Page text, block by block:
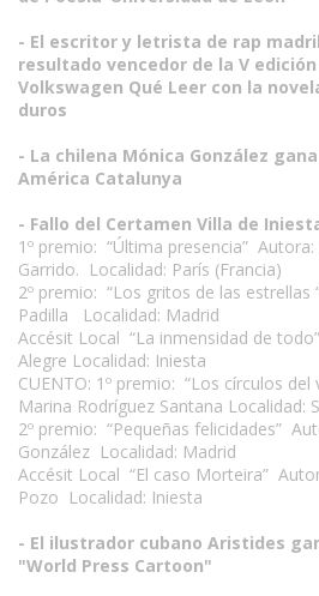
- El escritor y letrista de rap
resultado vencedor de la V
Volkswagen Qué Leer con la
duros
- La chilena Mónica González
América Catalunya
- Fallo del Certamen Villa de
1º premio: “Última presencia”
Garrido. Localidad: París (Francia)
2º premio: “Los gritos de las
Padilla Localidad: Madrid
Accésit Local “La inmensidad de
Alegre Localidad: Iniesta
CUENTO: 1º premio: “Los círculos
Marina Rodríguez Santana Localidad:
2º premio: “Pequeñas felicidades”
González Localidad: Madrid
Accésit Local “El caso Morteira”
Pozo Localidad: Iniesta
- El ilustrador cubano Aristides
"World Press Cartoon"